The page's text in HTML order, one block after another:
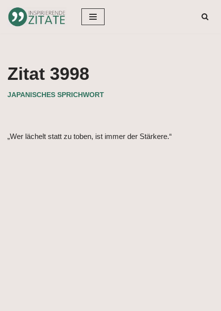
Zum
Zitat 3998
JAPANISCHES SPRICHWORT
„Wer lächelt statt zu toben, ist immer der Stärkere.“